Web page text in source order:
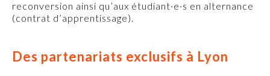
reconversion ainsi qu’aux étudiant·e·s en alternance
(contrat d’apprentissage).
Des partenariats exclusifs à Lyon